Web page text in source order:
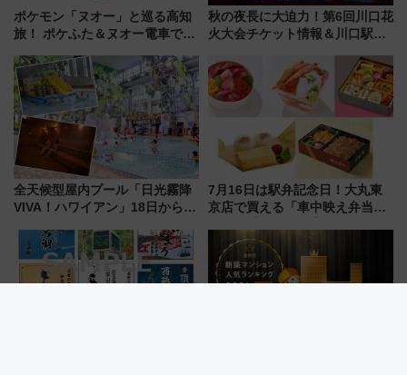
ポケモン「ヌオー」と巡る高知
旅！ ポケふた＆ヌオー電車で楽
路の絶景と絶品グルメを満喫！
（7月18日スタート）
秋の夜長に大迫力！第6回川口花
火大会チケット情報＆川口駅か
全天候型屋内プール「日光霧降
VIVA！ハワイアン」18日から営
ァミリーから大人まで幅広い世
代が一日中楽しる夏のリゾート
を楽しんで
7月16日は駅弁記念日！大丸東
京店で買える「車中映え弁当」